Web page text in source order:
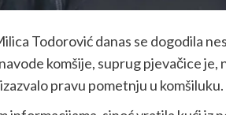
Todorović danas se dogodila
komšije, suprug pjevačice
pravu pometnju u komšiluku.